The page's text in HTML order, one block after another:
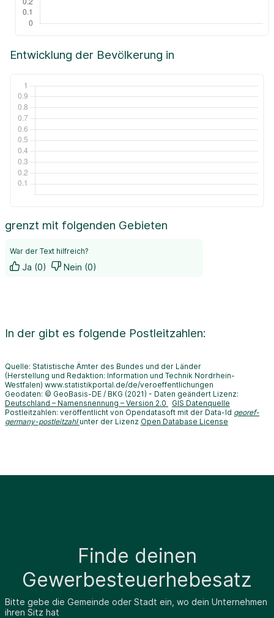
Entwicklung der Bevölkerung in
grenzt mit folgenden Gebieten
War der Text hilfreich?
Ja (0) Nein (0)
In der gibt es folgende Postleitzahlen:
Quelle: Statistische Ämter des Bundes und der Länder
(Herstellung und Redaktion: Information und Technik Nordrhein-
Westfalen) www.statistikportal.de/de/veroeffentlichungen
Geodaten: © GeoBasis-DE / BKG (2021) - Daten geändert Lizenz:
Deutschland – Namensnennung – Version 2.0
GIS Datenquelle
Postleitzahlen: veröffentlicht von Opendatasoft mit der Data-Id georef-
germany-postleitzahl unter der Lizenz Open Database License
Finde deinen
Gewerbesteuerhebesatz
Bitte gebe die Gemeinde oder Stadt ein, wo dein Unternehmen
ihren Sitz hat